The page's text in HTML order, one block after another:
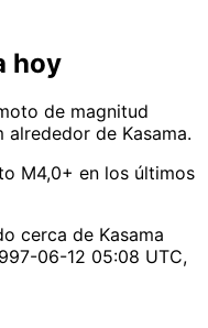
hoy
de magnitud
de Kasama.
M4,0+ en los últimos
cerca de Kasama
06-12 05:08 UTC,